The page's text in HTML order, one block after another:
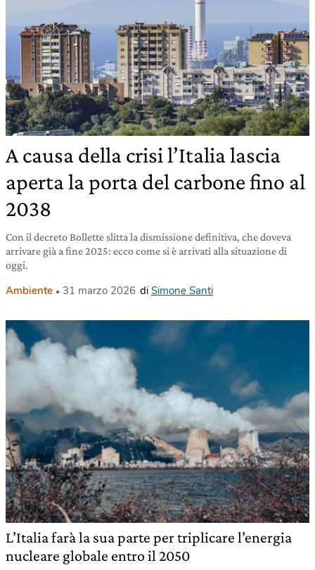
A causa della crisi l’Italia lascia
aperta la porta del carbone fino al
2038
Con il decreto Bollette slitta la dismissione definitiva, che doveva
arrivare già a fine 2025: ecco come si è arrivati alla situazione di
oggi.
Ambiente 31 marzo 2026 di Simone Santi
L’Italia farà la sua parte per triplicare l’energia
nucleare globale entro il 2050